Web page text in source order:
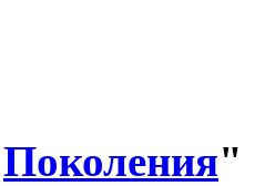
Поколения"